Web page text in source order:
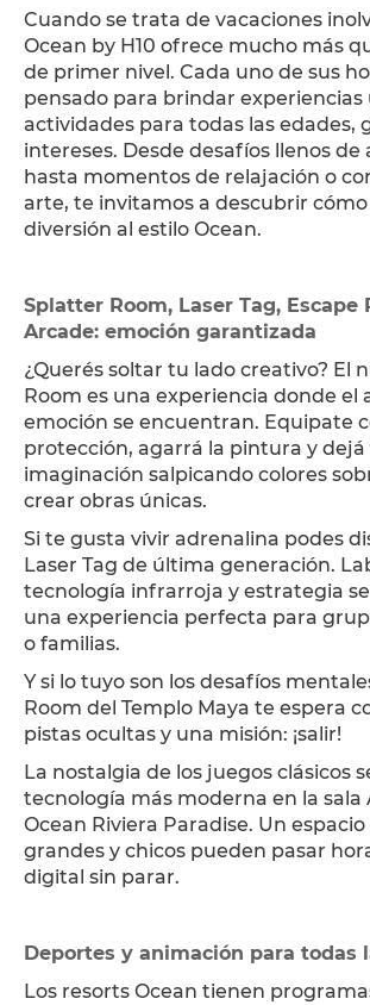
Cuando se trata de vacaciones
Ocean by H10 ofrece mucho más
de primer nivel. Cada uno de sus
pensado para brindar experiencias
actividades para todas las edades,
intereses. Desde desafíos llenos de
hasta momentos de relajación o
arte, te invitamos a descubrir cómo
diversión al estilo Ocean.
Splatter Room, Laser Tag, Escape
Arcade: emoción garantizada
¿Querés soltar tu lado creativo? El
Room es una experiencia donde el
emoción se encuentran. Equipate
protección, agarrá la pintura y dejá
imaginación salpicando colores
crear obras únicas.
Si te gusta vivir adrenalina podes
Laser Tag de última generación.
tecnología infrarroja y estrategia
una experiencia perfecta para
o familias.
Y si lo tuyo son los desafíos
Room del Templo Maya te espera
pistas ocultas y una misión: ¡salir!
La nostalgia de los juegos clásicos
tecnología más moderna en la sala
Ocean Riviera Paradise. Un
grandes y chicos pueden pasar
digital sin parar.
Deportes y animación para todas
Los resorts Ocean tienen